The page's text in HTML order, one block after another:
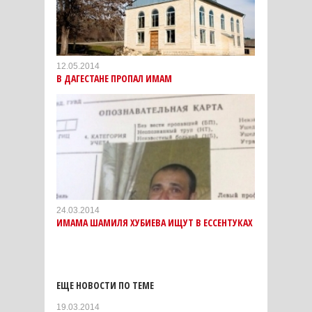
12.05.2014
В ДАГЕСТАНЕ ПРОПАЛ ИМАМ
24.03.2014
ИМАМА ШАМИЛЯ ХУБИЕВА ИЩУТ В ЕССЕНТУКАХ
ЕЩЕ НОВОСТИ ПО ТЕМЕ
19.03.2014